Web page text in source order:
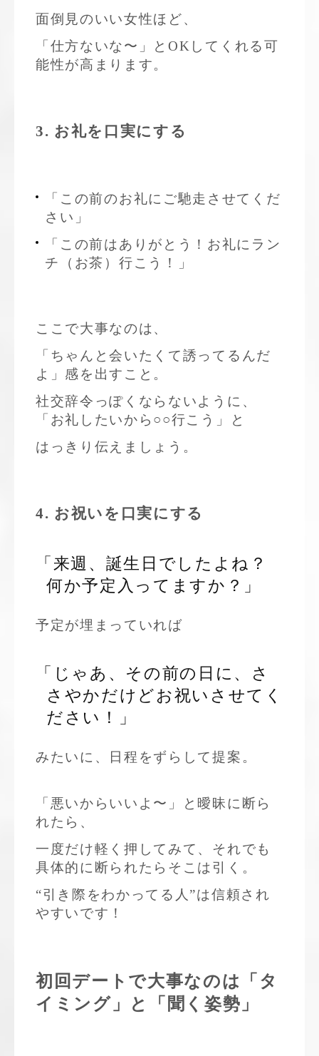
面倒見のいい女性ほど、
「仕方ないな〜」とOKしてくれる可
能性が高まります。
3. お礼を口実にする
「この前のお礼にご馳走させてくだ
さい」
「この前はありがとう！お礼にラン
チ（お茶）行こう！」
ここで大事なのは、
「ちゃんと会いたくて誘ってるんだ
よ」感を出すこと。
社交辞令っぽくならないように、
「お礼したいから○○行こう」と
はっきり伝えましょう。
4. お祝いを口実にする
「来週、誕生日でしたよね？
何か予定入ってますか？」
予定が埋まっていれば
「じゃあ、その前の日に、さ
さやかだけどお祝いさせてく
ださい！」
みたいに、日程をずらして提案。
「悪いからいいよ〜」と曖昧に断ら
れたら、
一度だけ軽く押してみて、それでも
具体的に断られたらそこは引く。
“引き際をわかってる人”は信頼され
やすいです！
初回デートで大事なのは「タ
イミング」と「聞く姿勢」